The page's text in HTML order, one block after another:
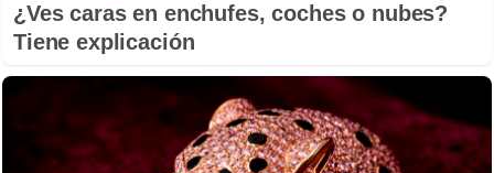
¿Ves caras en enchufes, coches o nubes?
Tiene explicación